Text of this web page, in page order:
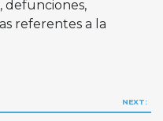
defunciones,
referentes a la
NEXT: